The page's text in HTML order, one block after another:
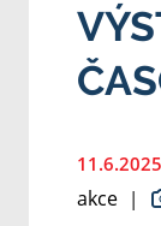
11.6.2025
akce |